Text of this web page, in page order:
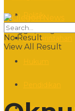
Pemerintahan
Sosbud
Minggu, 9
No Result
View All Result